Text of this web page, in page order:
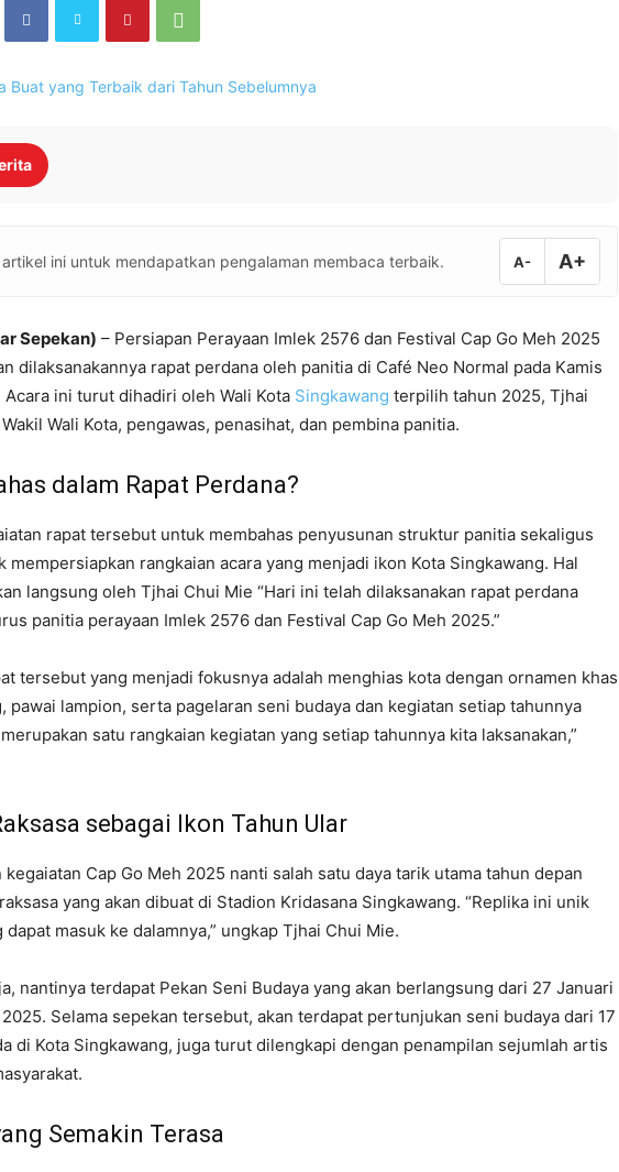
ini untuk mendapatkan pengalaman membaca terbaik. A- A+
Sepekan) – Persiapan Perayaan Imlek 2576 dan Festival Cap Go Meh 2025
dilaksanakannya rapat perdana oleh panitia di Café Neo Normal pada Kamis
Acara ini turut dihadiri oleh Wali Kota Singkawang terpilih tahun 2025, Tjhai
Wali Kota, pengawas, penasihat, dan pembina panitia.
dalam Rapat Perdana?
rapat tersebut untuk membahas penyusunan struktur panitia sekaligus
mempersiapkan rangkaian acara yang menjadi ikon Kota Singkawang. Hal
langsung oleh Tjhai Chui Mie “Hari ini telah dilaksanakan rapat perdana
panitia perayaan Imlek 2576 dan Festival Cap Go Meh 2025.”
tersebut yang menjadi fokusnya adalah menghias kota dengan ornamen khas
pawai lampion, serta pagelaran seni budaya dan kegiatan setiap tahunnya
satu rangkaian kegiatan yang setiap tahunnya kita laksanakan,”
sebagai Ikon Tahun Ular
kegaiatan Cap Go Meh 2025 nanti salah satu daya tarik utama tahun depan
yang akan dibuat di Stadion Kridasana Singkawang. “Replika ini unik
masuk ke dalamnya,” ungkap Tjhai Chui Mie.
nantinya terdapat Pekan Seni Budaya yang akan berlangsung dari 27 Januari
Selama sepekan tersebut, akan terdapat pertunjukan seni budaya dari 17
di Kota Singkawang, juga turut dilengkapi dengan penampilan sejumlah artis
Semakin Terasa